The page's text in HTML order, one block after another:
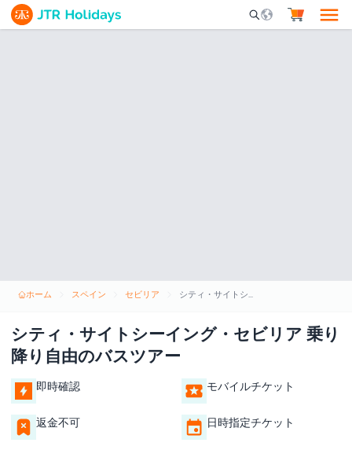
Mobile Search
ホーム スペイン セビリア シティ・サイトシーイング・セビリア 乗り降り自由のバスツアー
シティ・サイトシーイング・セビリア 乗り
降り自由のバスツアー
即時確認 モバイルチケット
返金不可 日時指定チケット